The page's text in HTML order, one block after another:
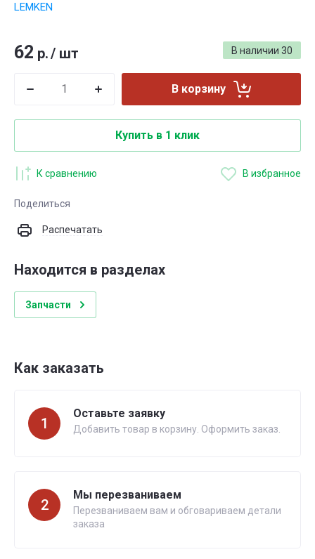
LEMKEN
В наличии 30
62 р./ шт
В корзину
Купить в 1 клик
К сравнению В избранное
Поделиться
Распечатать
Находится в разделах
Запчасти
Как заказать
1
Оставьте заявку
Добавить товар в корзину. Оформить заказ.
2
Мы перезваниваем
Перезваниваем вам и обговариваем детали
заказа